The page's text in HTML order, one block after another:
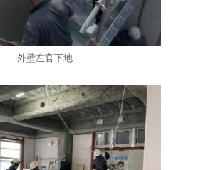
外壁左官下地